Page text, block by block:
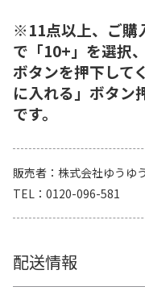
※11点以上、ご購
で「10+」を選択
ボタンを押下して
に入れる」ボタン
です。
販売者
株式会社ゆうゆ
TEL
0120-096-581
配送情報